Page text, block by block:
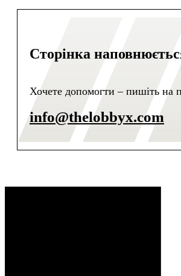
Сторінка
Хочете допомогти – пишіть на
info@thelobbyx.com